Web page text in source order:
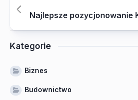
Najlepsze pozycjonowanie
Kategorie
Biznes
Budownictwo